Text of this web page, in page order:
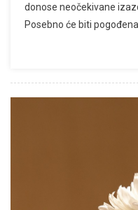
donose neočekivane
Posebno će biti pogođena